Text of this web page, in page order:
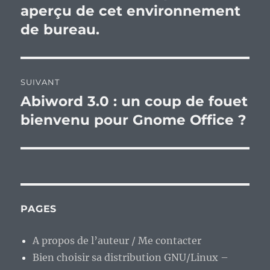
l’article
précédente :
aperçu de cet environnement
de bureau.
SUIVANT
Publication
suivante :
Abiword 3.0 : un coup de fouet
bienvenu pour Gnome Office ?
PAGES
A propos de l’auteur / Me contacter
Bien choisir sa distribution GNU/Linux –